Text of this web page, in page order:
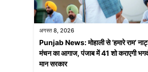
अगस्त 8, 2026
Punjab News: मोहाली से ‘हमारे राम’
मंचन का आगाज, पंजाब में 41 शो कराएगी
मान सरकार